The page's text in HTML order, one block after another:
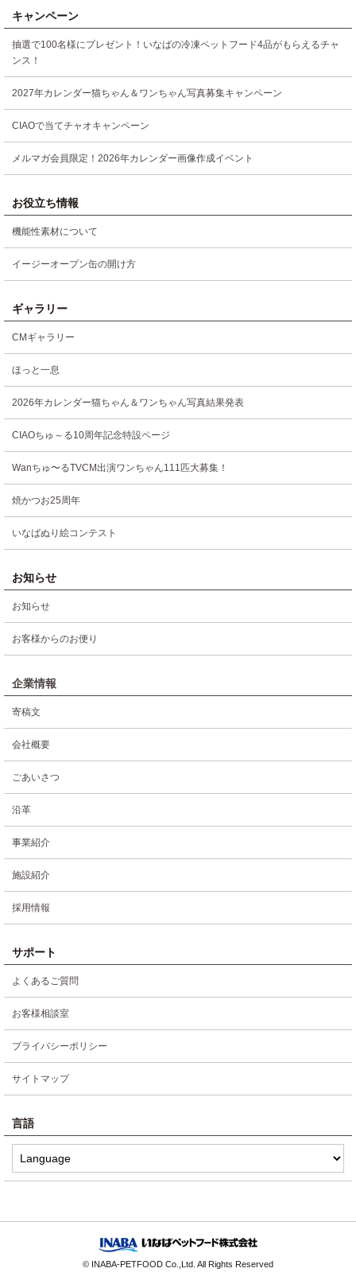
キャンペーン
抽選で100名様にプレゼント！いなばの冷凍ペットフード4品がもらえるチャ
ンス！
2027年カレンダー猫ちゃん＆ワンちゃん写真募集キャンペーン
CIAOで当てチャオキャンペーン
メルマガ会員限定！2026年カレンダー画像作成イベント
お役立ち情報
機能性素材について
イージーオープン缶の開け方
ギャラリー
CMギャラリー
ほっと一息
2026年カレンダー猫ちゃん＆ワンちゃん写真結果発表
CIAOちゅ～る10周年記念特設ページ
Wanちゅ〜るTVCM出演ワンちゃん111匹大募集！
焼かつお25周年
いなばぬり絵コンテスト
お知らせ
お知らせ
お客様からのお便り
企業情報
寄稿文
会社概要
ごあいさつ
沿革
事業紹介
施設紹介
採用情報
サポート
よくあるご質問
お客様相談室
プライバシーポリシー
サイトマップ
言語
© INABA-PETFOOD Co.,Ltd. All Rights Reserved